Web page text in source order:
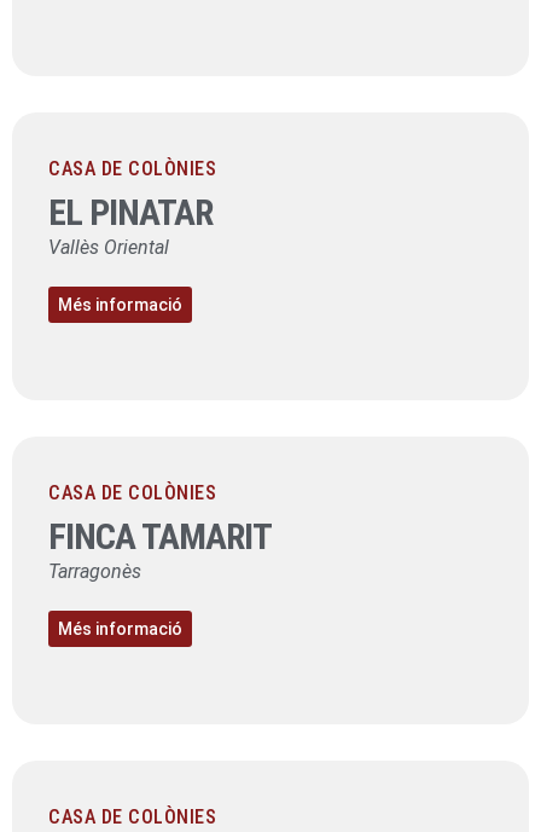
CASA DE COLÒNIES
EL PINATAR
Vallès Oriental
Més informació
CASA DE COLÒNIES
FINCA TAMARIT
Tarragonès
Més informació
CASA DE COLÒNIES